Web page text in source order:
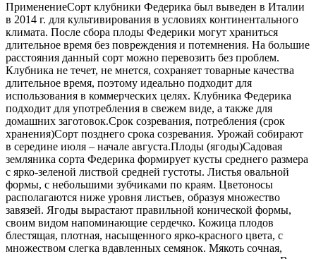
ПрименениеСорт клубники Федерика был выведен в Италии
в 2014 г. для культивирования в условиях континентального
климата. После сбора плоды Федерики могут храниться
длительное время без повреждения и потемнения. На большие
расстояния данный сорт можно перевозить без проблем.
Клубника не течет, не мнется, сохраняет товарные качества
длительное время, поэтому идеально подходит для
использования в коммерческих целях. Клубника Федерика
подходит для употребления в свежем виде, а также для
домашних заготовок.Срок созревания, потребления (срок
хранения)Сорт позднего срока созревания. Урожай собирают
в середине июля – начале августа.Плоды (ягоды)Садовая
земляника сорта Федерика формирует кусты среднего размера
с ярко-зеленой листвой средней густоты. Листья овальной
формы, с небольшими зубчиками по краям. Цветоносы
располагаются ниже уровня листьев, образуя множество
завязей. Ягоды вырастают правильной конической формы,
своим видом напоминающие сердечко. Кожица плодов
блестящая, плотная, насыщенного ярко-красного цвета, с
множеством слегка вдавленных семянок. Мякоть сочная,